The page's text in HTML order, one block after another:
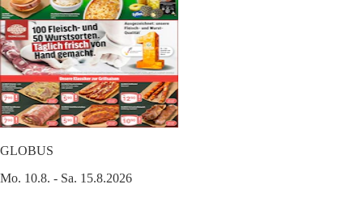
GLOBUS
Mo. 10.8. - Sa. 15.8.2026